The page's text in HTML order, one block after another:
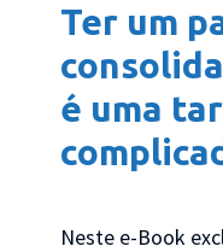
Ter um
é uma
Neste e-Book